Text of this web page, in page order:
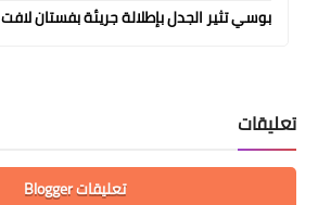
بوسي تثير الجدل بإطلالة جريئة بفستان لافت
تعليقات
تعليقات Blogger